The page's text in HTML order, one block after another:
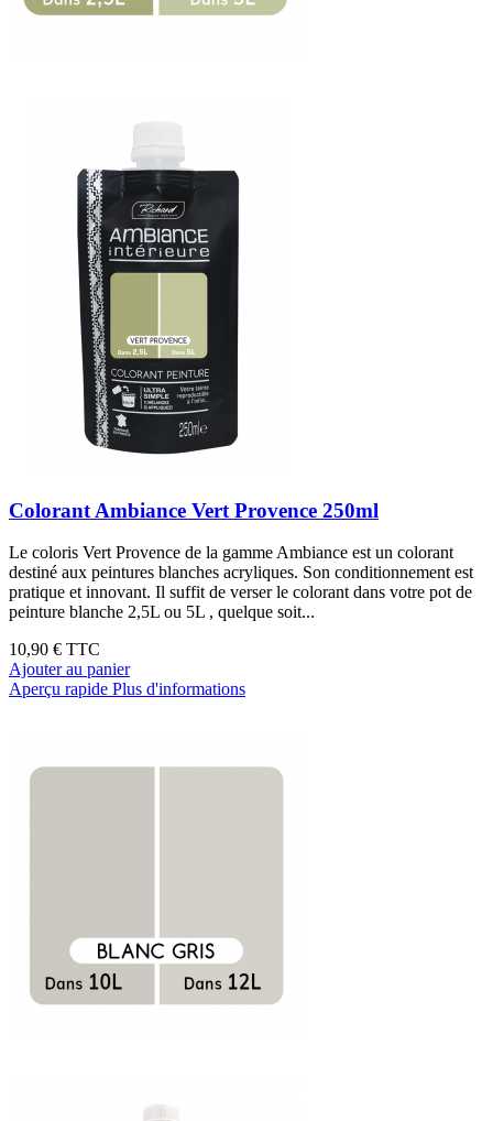
Colorant Ambiance Vert Provence 250ml
Le coloris Vert Provence de la gamme Ambiance est un colorant
destiné aux peintures blanches acryliques. Son conditionnement est
pratique et innovant. Il suffit de verser le colorant dans votre pot de
peinture blanche 2,5L ou 5L , quelque soit...
10,90 € TTC
Ajouter au panier
Aperçu rapide Plus d'informations